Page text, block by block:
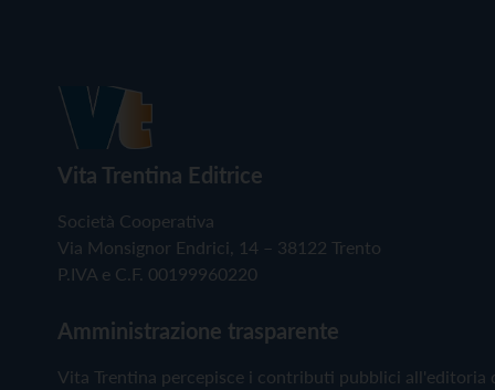
Vita Trentina Editrice
Società Cooperativa
Via Monsignor Endrici, 14 – 38122 Trento
P.IVA e C.F. 00199960220
Amministrazione trasparente
Vita Trentina percepisce i contributi pubblici all'editoria